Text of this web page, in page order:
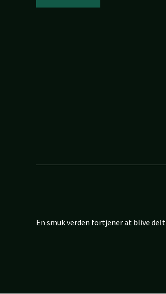
En smuk verden fortjener at blive delt